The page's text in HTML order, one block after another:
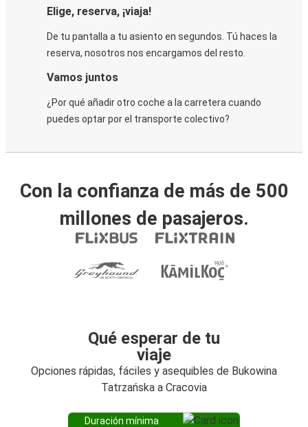
Elige, reserva, ¡viaja!
De tu pantalla a tu asiento en segundos. Tú haces la
reserva, nosotros nos encargamos del resto.
Vamos juntos
¿Por qué añadir otro coche a la carretera cuando
puedes optar por el transporte colectivo?
Con la confianza de más de 500
millones de pasajeros.
Qué esperar de tu
viaje
Opciones rápidas, fáciles y asequibles de Bukowina
Tatrzańska a Cracovia
Duración mínima